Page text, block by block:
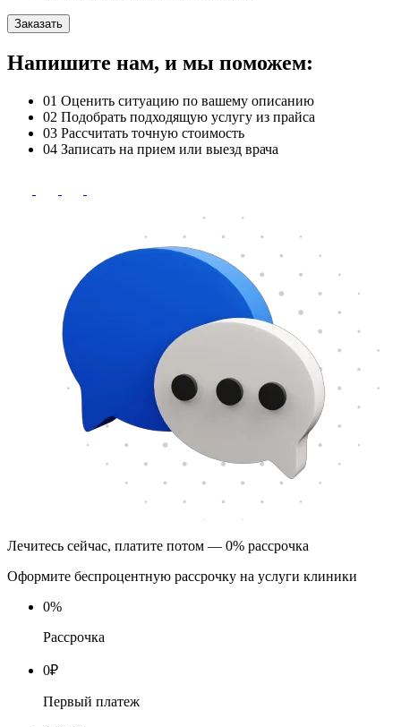
Заказать
Напишите нам, и мы поможем:
01 Оценить ситуацию по вашему описанию
02 Подобрать подходящую услугу из прайса
03 Рассчитать точную стоимость
04 Записать на прием или выезд врача
Лечитесь сейчас, платите потом — 0% рассрочка
Оформите беспроцентную рассрочку на услуги клиники
0%
Рассрочка
0₽
Первый платеж